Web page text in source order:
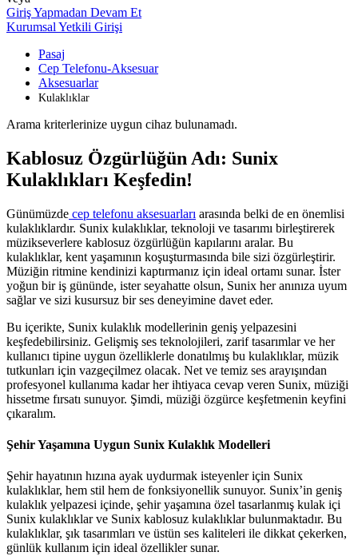
Giriş Yapmadan Devam Et
Kurumsal Yetkili Girişi
Pasaj
Cep Telefonu-Aksesuar
Aksesuarlar
Kulaklıklar
Arama kriterlerinize uygun cihaz bulunamadı.
Kablosuz Özgürlüğün Adı: Sunix
Kulaklıkları Keşfedin!
Günümüzde cep telefonu aksesuarları arasında belki de en önemlisi
kulaklıklardır. Sunix kulaklıklar, teknoloji ve tasarımı birleştirerek
müzikseverlere kablosuz özgürlüğün kapılarını aralar. Bu
kulaklıklar, kent yaşamının koşuşturmasında bile sizi özgürleştirir.
Müziğin ritmine kendinizi kaptırmanız için ideal ortamı sunar. İster
yoğun bir iş gününde, ister seyahatte olsun, Sunix her anınıza uyum
sağlar ve sizi kusursuz bir ses deneyimine davet eder.
Bu içerikte, Sunix kulaklık modellerinin geniş yelpazesini
keşfedebilirsiniz. Gelişmiş ses teknolojileri, zarif tasarımlar ve her
kullanıcı tipine uygun özelliklerle donatılmış bu kulaklıklar, müzik
tutkunları için vazgeçilmez olacak. Net ve temiz ses arayışından
profesyonel kullanıma kadar her ihtiyaca cevap veren Sunix, müziği
hissetme fırsatı sunuyor. Şimdi, müziği özgürce keşfetmenin keyfini
çıkaralım.
Şehir Yaşamına Uygun Sunix Kulaklık Modelleri
Şehir hayatının hızına ayak uydurmak isteyenler için Sunix
kulaklıklar, hem stil hem de fonksiyonellik sunuyor. Sunix’in geniş
kulaklık yelpazesi içinde, şehir yaşamına özel tasarlanmış kulak içi
Sunix kulaklıklar ve Sunix kablosuz kulaklıklar bulunmaktadır. Bu
kulaklıklar, şık tasarımları ve üstün ses kaliteleri ile dikkat çekerken,
günlük kullanım için ideal özellikler sunar.